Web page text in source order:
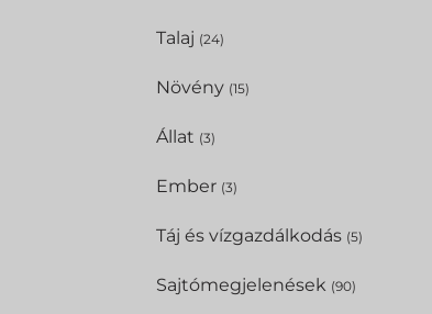
Talaj (24)
Növény (15)
Állat (3)
Ember (3)
Táj és vízgazdálkodás (5)
Sajtómegjelenések (90)